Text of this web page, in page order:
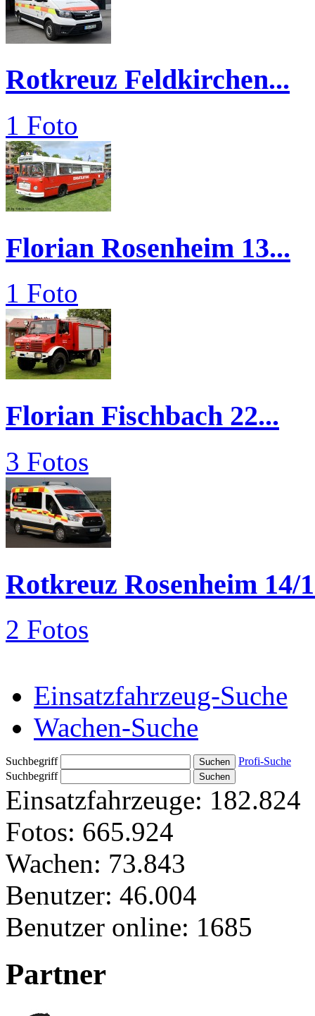
Rotkreuz Feldkirchen...
1 Foto
Florian Rosenheim 13...
1 Foto
Florian Fischbach 22...
3 Fotos
Rotkreuz Rosenheim 14/
2 Fotos
Einsatzfahrzeug-Suche
Wachen-Suche
Suchbegriff
Profi-Suche
Suchbegriff
Einsatzfahrzeuge: 182.824
Fotos: 665.924
Wachen: 73.843
Benutzer: 46.004
Benutzer online: 1685
Partner